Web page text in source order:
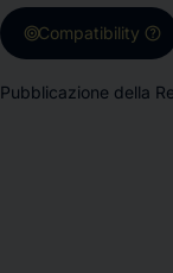
targetCompatibility help
Pubblicazione della